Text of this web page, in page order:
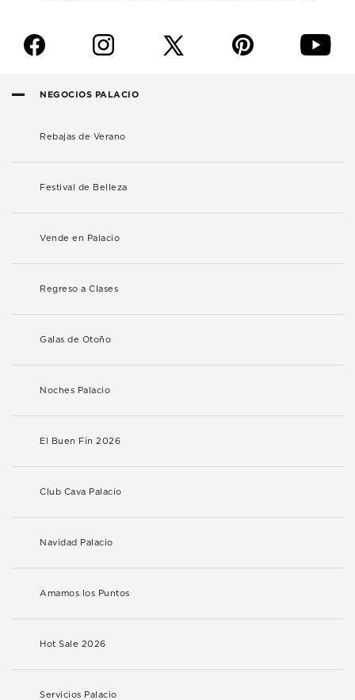
f i p y
NEGOCIOS PALACIO
Rebajas de Verano
Festival de Belleza
Vende en Palacio
Regreso a Clases
Galas de Otoño
Noches Palacio
El Buen Fin 2026
Club Cava Palacio
Navidad Palacio
Amamos los Puntos
Hot Sale 2026
Servicios Palacio